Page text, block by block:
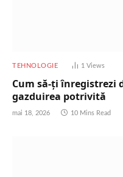
TEHNOLOGIE 1 Views
Cum să-ți înregistrezi
gazduirea potrivită
mai 18, 2026 10 Mins Read